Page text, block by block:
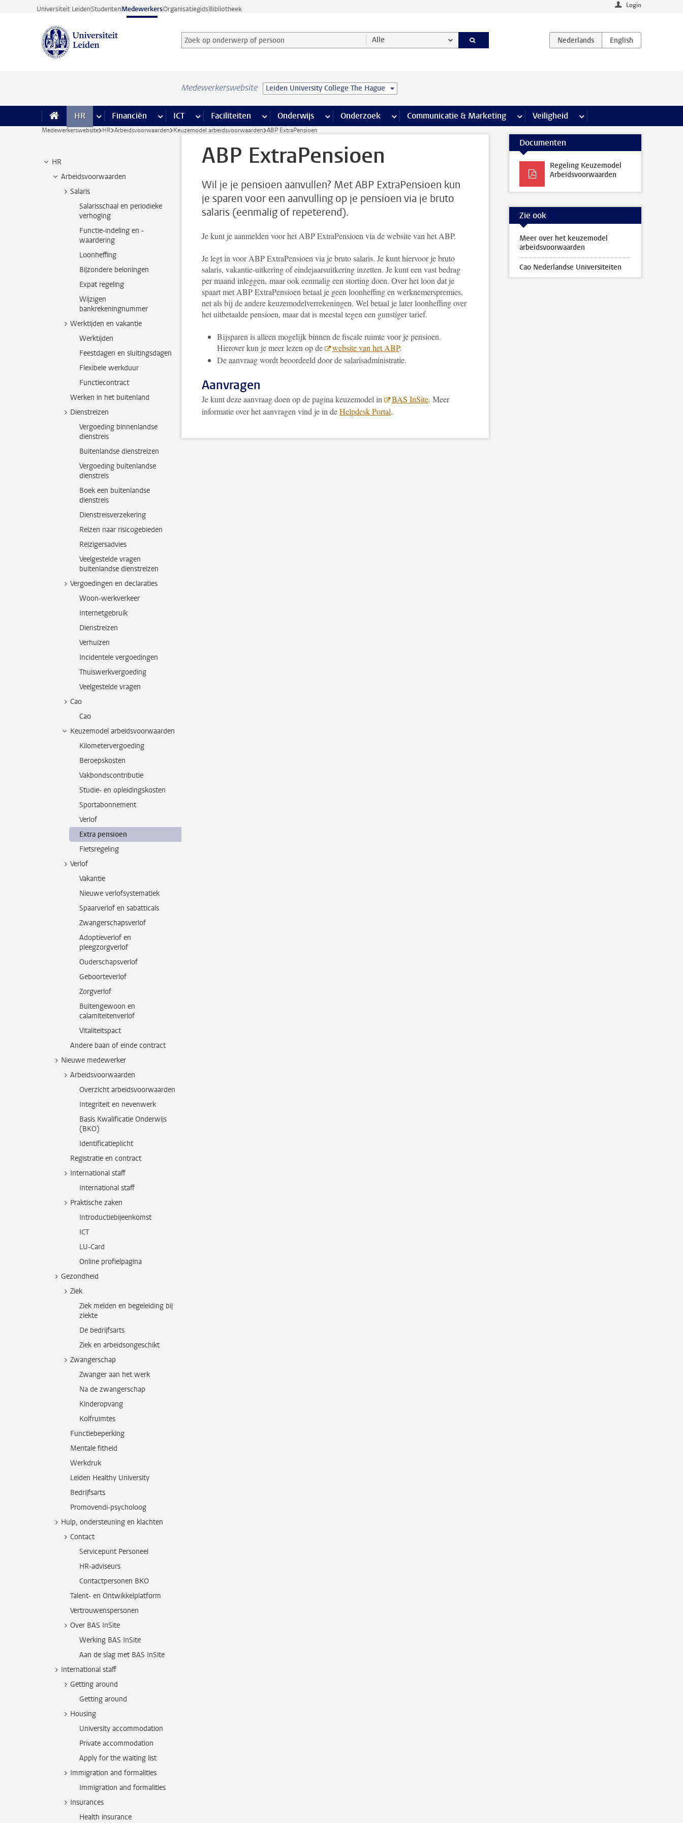
Ga direct naar de inhoud
Universiteit LeidenStudentenMedewerkersOrganisatiegidsBibliotheek Login
Zoek op onderwerp of persoon en selecteer categorie
Zoekterm Alle
Medewerkerswebsite Leiden University College The Hague
HR meer HR pagina’s
Financiën meer Financiën pagina’s
ICT meer ICT pagina’s
Faciliteiten meer Faciliteiten pagina’s
Onderwijs meer Onderwijs pagina’s
Onderzoek meer Onderzoek pagina’s
Communicatie & Marketing meer Communicatie & Marketing pagina’s
Veiligheid meer Veiligheid pagina’s
Medewerkerswebsite HR Arbeidsvoorwaarden Keuzemodel arbeidsvoorwaarden ABP ExtraPensioen
HR
Arbeidsvoorwaarden
Salaris
Salarisschaal en periodieke
verhoging
Functie-indeling en -
waardering
Loonheffing
Bijzondere beloningen
Expat regeling
Wijzigen
bankrekeningnummer
Werktijden en vakantie
Werktijden
Feestdagen en sluitingsdagen
Flexibele werkduur
Functiecontract
Werken in het buitenland
Dienstreizen
Vergoeding binnenlandse
dienstreis
Buitenlandse dienstreizen
Vergoeding buitenlandse
dienstreis
Boek een buitenlandse
dienstreis
Dienstreisverzekering
Reizen naar risicogebieden
Reizigersadvies
Veelgestelde vragen
buitenlandse dienstreizen
Vergoedingen en declaraties
Woon-werkverkeer
Internetgebruik
Dienstreizen
Verhuizen
Incidentele vergoedingen
Thuiswerkvergoeding
Veelgestelde vragen
Cao
Cao
Keuzemodel arbeidsvoorwaarden
Kilometervergoeding
Beroepskosten
Vakbondscontributie
Studie- en opleidingskosten
Sportabonnement
Verlof
Extra pensioen
Fietsregeling
Verlof
Vakantie
Nieuwe verlofsystematiek
Spaarverlof en sabatticals
Zwangerschapsverlof
Adoptieverlof en
pleegzorgverlof
Ouderschapsverlof
Geboorteverlof
Zorgverlof
Buitengewoon en
calamiteitenverlof
Vitaliteitspact
Andere baan of einde contract
Nieuwe medewerker
Arbeidsvoorwaarden
Overzicht arbeidsvoorwaarden
Integriteit en nevenwerk
Basis Kwalificatie Onderwijs
(BKO)
Identificatieplicht
Registratie en contract
International staff
International staff
Praktische zaken
Introductiebijeenkomst
ICT
LU-Card
Online profielpagina
Gezondheid
Ziek
Ziek melden en begeleiding bij
ziekte
De bedrijfsarts
Ziek en arbeidsongeschikt
Zwangerschap
Zwanger aan het werk
Na de zwangerschap
Kinderopvang
Kolfruimtes
Functiebeperking
Mentale fitheid
Werkdruk
Leiden Healthy University
Bedrijfsarts
Promovendi-psycholoog
Hulp, ondersteuning en klachten
Contact
Servicepunt Personeel
HR-adviseurs
Contactpersonen BKO
Talent- en Ontwikkelplatform
Vertrouwenspersonen
Over BAS InSite
Werking BAS InSite
Aan de slag met BAS InSite
International staff
Getting around
Getting around
Housing
University accommodation
Private accommodation
Apply for the waiting list
Immigration and formalities
Immigration and formalities
Insurances
Health insurance
ABP ExtraPensioen
Wil je je pensioen aanvullen? Met ABP ExtraPensioen kun
je sparen voor een aanvulling op je pensioen via je bruto
salaris (eenmalig of repeterend).
Je kunt je aanmelden voor het ABP ExtraPensioen via de website van het ABP.
Je legt in voor ABP ExtraPensioen via je bruto salaris. Je kunt hiervoor je bruto
salaris, vakantie-uitkering of eindejaarsuitkering inzetten. Je kunt een vast bedrag
per maand inleggen, maar ook eenmalig een storting doen. Over het loon dat je
spaart met ABP ExtraPensioen betaal je geen loonheffing en werknemerspremies,
net als bij de andere keuzemodelverrekeningen. Wel betaal je later loonheffing over
het uitbetaalde pensioen, maar dat is meestal tegen een gunstiger tarief.
Bijsparen is alleen mogelijk binnen de fiscale ruimte voor je pensioen.
Hierover kun je meer lezen op de
website van het ABP.
De aanvraag wordt beoordeeld door de salarisadministratie.
Aanvragen
Je kunt deze aanvraag doen op de pagina keuzemodel in BAS InSite. Meer
informatie over het aanvragen vind je in deHelpdesk Portal.
Documenten
Regeling Keuzemodel
Arbeidsvoorwaarden
Zie ook
Meer over het keuzemodel
arbeidsvoorwaarden
Cao Nederlandse Universiteiten